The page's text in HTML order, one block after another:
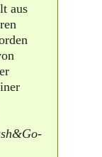
aus